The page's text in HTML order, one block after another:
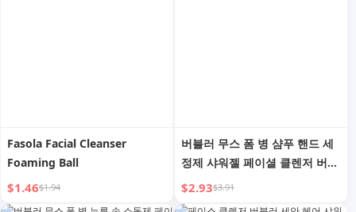
Fasola Facial Cleanser
Foaming Ball
$1.46$1.94
버블러 무스 폼 병 샴푸 핸드 세
정제 샤워젤 페이셜 클렌저 버블
러 프레스 타입 소분 병
$2.93$3.91